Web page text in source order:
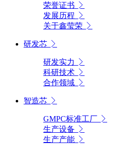
荣誉证书
发展历程
关于鑫莹荣
研发芯
研发实力
科研技术
合作领域
智造芯
GMPC标准工厂
生产设备
生产产能